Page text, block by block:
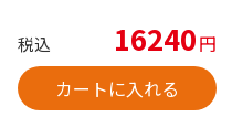
税込 16240円
カートに入れる